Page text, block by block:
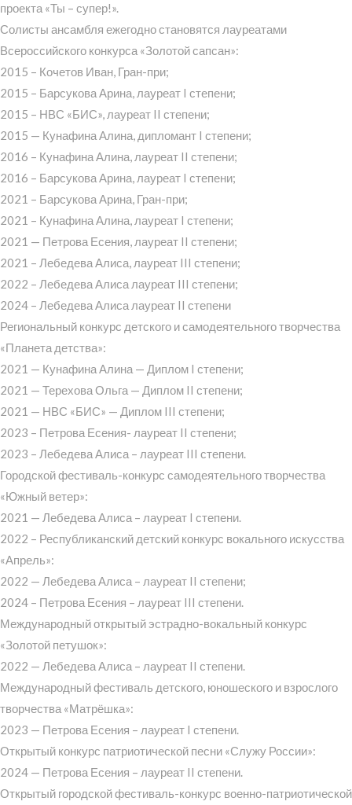
проекта «Ты – супер!».
Солисты ансамбля ежегодно становятся лауреатами
Всероссийского конкурса «Золотой сапсан»:
2015 – Кочетов Иван, Гран-при;
2015 – Барсукова Арина, лауреат I степени;
2015 – НВС «БИС», лауреат II степени;
2015 — Кунафина Алина, дипломант I степени;
2016 – Кунафина Алина, лауреат II степени;
2016 – Барсукова Арина, лауреат I степени;
2021 – Барсукова Арина, Гран-при;
2021 – Кунафина Алина, лауреат I степени;
2021 — Петрова Есения, лауреат II степени;
2021 – Лебедева Алиса, лауреат III степени;
2022 – Лебедева Алиса лауреат III степени;
2024 – Лебедева Алиса лауреат II степени
Региональный конкурс детского и самодеятельного творчества
«Планета детства»:
2021 — Кунафина Алина — Диплом I степени;
2021 — Терехова Ольга — Диплом II степени;
2021 — НВС «БИС» — Диплом III степени;
2023 – Петрова Есения- лауреат II степени;
2023 – Лебедева Алиса – лауреат III степени.
Городской фестиваль-конкурс самодеятельного творчества
«Южный ветер»:
2021 — Лебедева Алиса – лауреат I степени.
2022 – Республиканский детский конкурс вокального искусства
«Апрель»:
2022 — Лебедева Алиса – лауреат II степени;
2024 – Петрова Есения – лауреат III степени.
Международный открытый эстрадно-вокальный конкурс
«Золотой петушок»:
2022 — Лебедева Алиса – лауреат II степени.
Международный фестиваль детского, юношеского и взрослого
творчества «Матрёшка»:
2023 — Петрова Есения – лауреат I степени.
Открытый конкурс патриотической песни «Служу России»:
2024 — Петрова Есения – лауреат II степени.
Открытый городской фестиваль-конкурс военно-патриотической